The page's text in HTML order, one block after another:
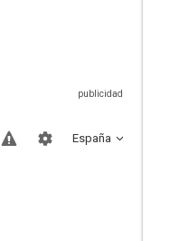
España